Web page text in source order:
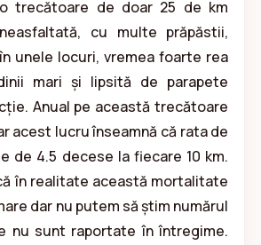
trecătoare de doar 25 de km
cu multe prăpăstii,
unele locuri, vremea foarte rea
mari și lipsită de parapete
Anual pe această trecătoare
acest lucru înseamnă că rata de
de 4.5 decese la fiecare 10 km.
în realitate această mortalitate
dar nu putem să știm numărul
nu sunt raportate în întregime.